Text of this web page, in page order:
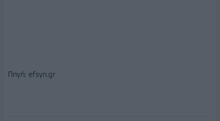
Πηγή: efsyn.gr